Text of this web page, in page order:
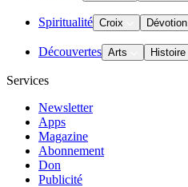
Spiritualité Croix Dévotion
Découvertes Arts Histoire
Services
Newsletter
Apps
Magazine
Abonnement
Don
Publicité